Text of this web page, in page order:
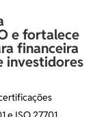
e fortalece
financeira
investidores